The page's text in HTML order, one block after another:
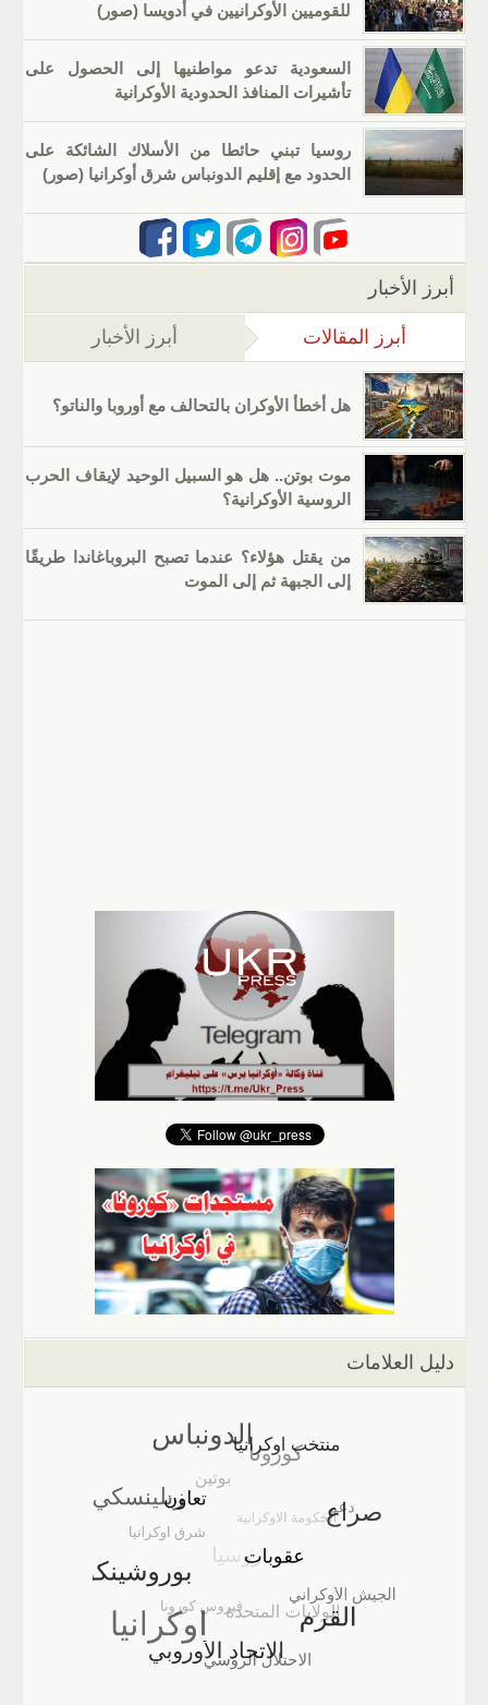
للقوميين الأوكرانيين في أدويسا (صور)
السعودية تدعو مواطنيها إلى الحصول على
تأشيرات المنافذ الحدودية الأوكرانية
روسيا تبني حائطا من الأسلاك الشائكة على
الحدود مع إقليم الدونباس شرق أوكرانيا (صور)
أبرز الأخبار
أبرز المقالات (علامة التبويب النشطة)
أبرز الأخبار
هل أخطأ الأوكران بالتحالف مع أوروبا والناتو؟
موت بوتن.. هل هو السبيل الوحيد لإيقاف الحرب
الروسية الأوكرانية؟
من يقتل هؤلاء؟ عندما تصبح البروباغاندا طريقًا
إلى الجبهة ثم إلى الموت
دليل العلامات